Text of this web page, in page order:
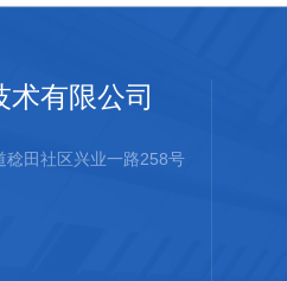
有限公司
稔田社区兴业一路258号